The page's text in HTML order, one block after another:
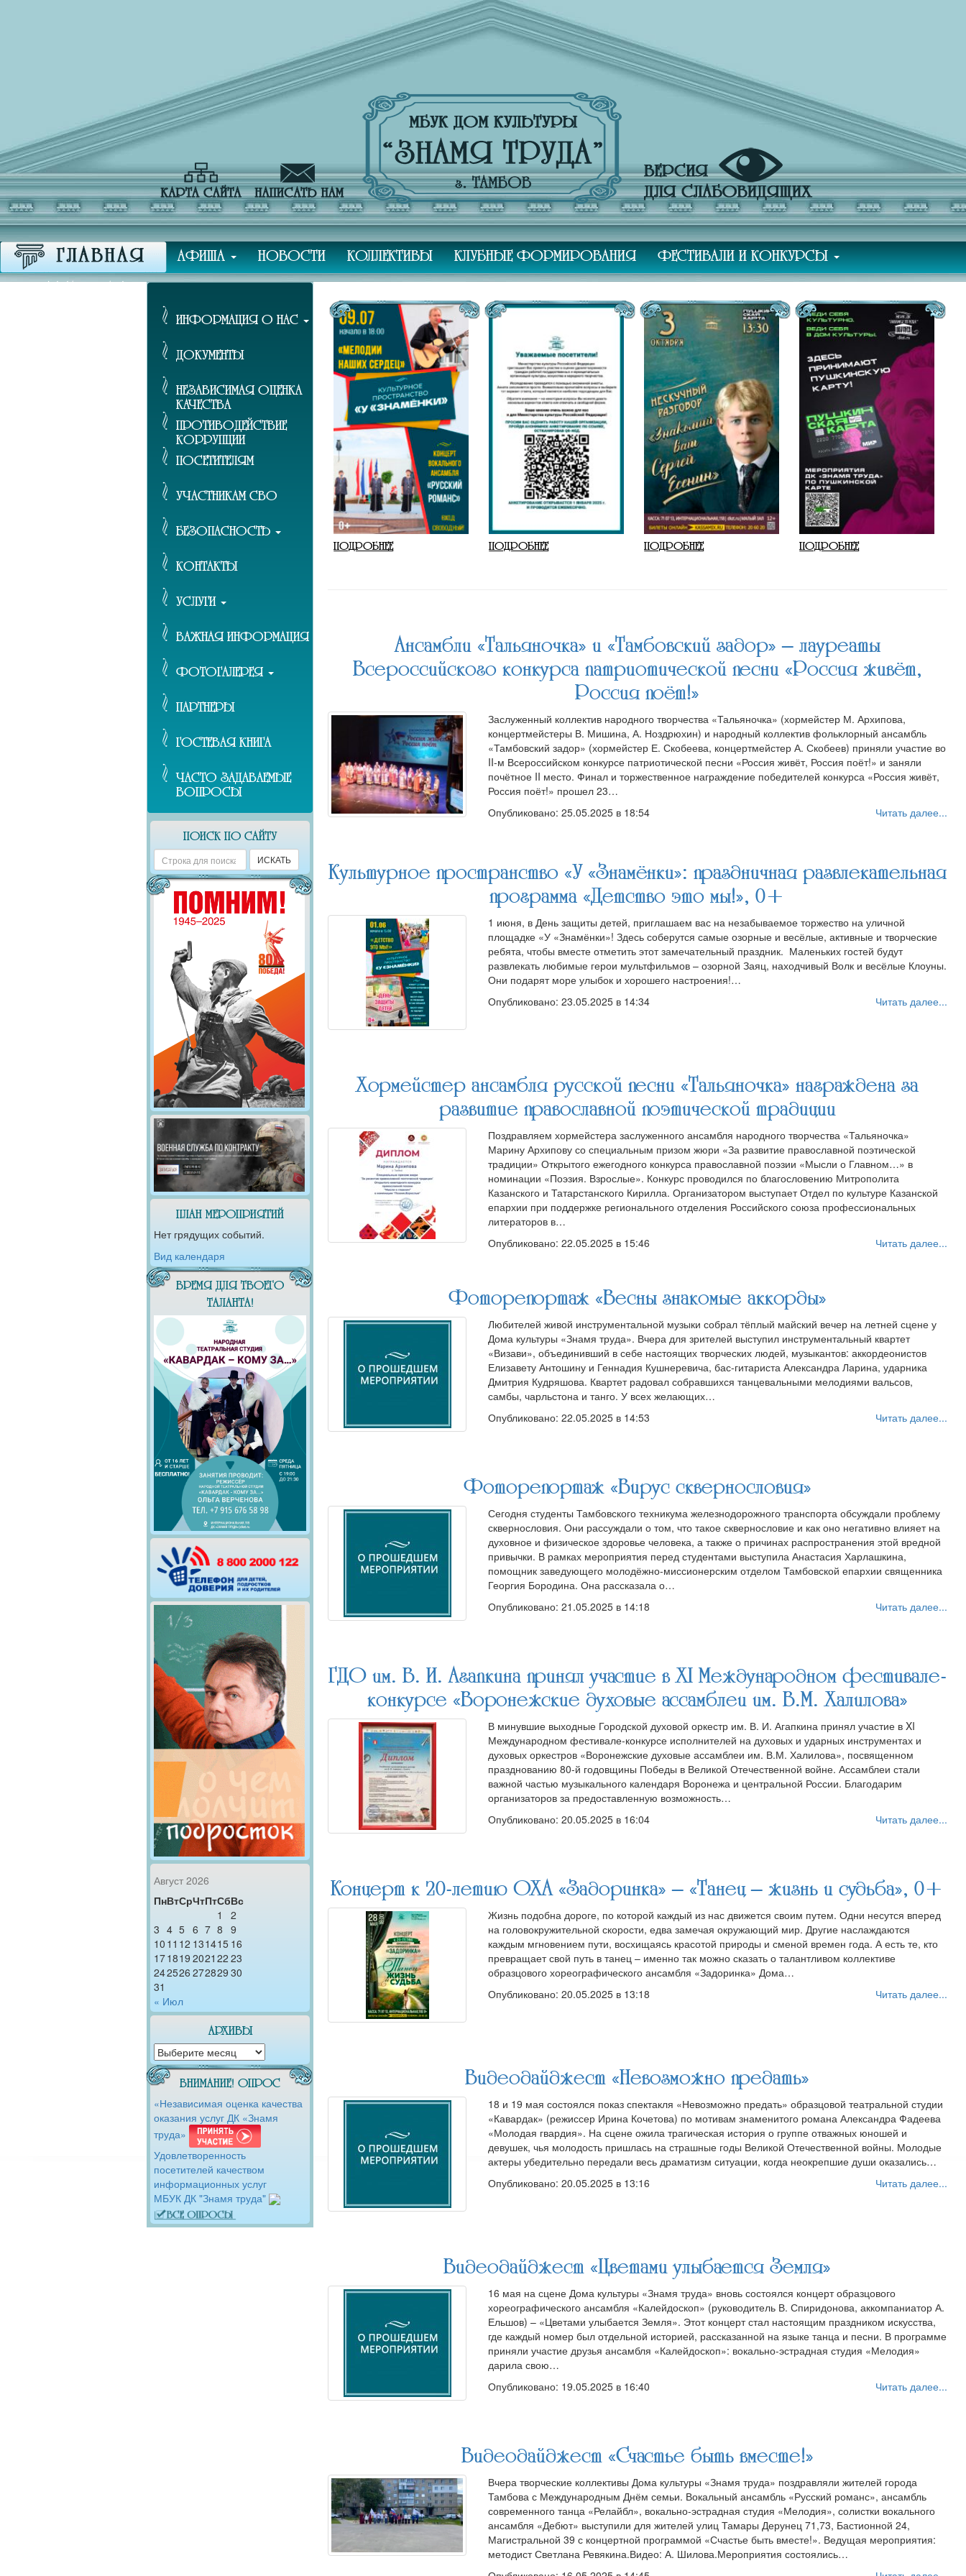
АФИША НОВОСТИ КОЛЛЕКТИВЫ КЛУБНЫЕ ФОРМИРОВАНИЯ
ФЕСТИВАЛИ И КОНКУРСЫ
ПРЕССА О НАС
ИНФОРМАЦИЯ О НАС
ДОКУМЕНТЫ
НЕЗАВИСИМАЯ ОЦЕНКА
КАЧЕСТВА
ПРОТИВОДЕЙСТВИЕ
КОРРУПЦИИ
ПОСЕТИТЕЛЯМ
УЧАСТНИКАМ СВО
БЕЗОПАСНОСТЬ
КОНТАКТЫ
УСЛУГИ
ВАЖНАЯ ИНФОРМАЦИЯ
ФОТОГАЛЕРЕЯ
ПАРТНЕРЫ
ГОСТЕВАЯ КНИГА
ЧАСТО ЗАДАВАЕМЫЕ
ВОПРОСЫ
ПОИСК ПО САЙТУ
Поиск ИСКАТЬ
ПЛАН МЕРОПРИЯТИЙ
Нет грядущих событий.
Вид календаря
ВРЕМЯ ДЛЯ ТВОЕГО
ТАЛАНТА!
Август 2026
ПнВтСрЧтПтСбВс
« Июл
1
2
3 4 5 6 7 8 9
10 11 12 131415 16
171819 2021 22 23
242526 272829 30
31
АРХИВЫ
ВНИМАНИЕ! ОПРОС
«Независимая оценка качества
оказания услуг ДК «Знамя
труда»
Удовлетворенность
посетителей качеством
информационных услуг
МБУК ДК "Знамя труда"
ПОДРОБНЕЕ ПОДРОБНЕЕ ПОДРОБНЕЕ ПОДРОБНЕЕ
Ансамбли «Тальяночка» и «Тамбовский задор» – лауреаты
Всероссийского конкурса патриотической песни «Россия живёт,
Россия поёт!»
Заслуженный коллектив народного творчества «Тальяночка» (хормейстер М. Архипова,
концертмейстеры В. Мишина, А. Ноздрюхин) и народный коллектив фольклорный ансамбль
«Тамбовский задор» (хормейстер Е. Скобеева, концертмейстер А. Скобеев) приняли участие во
II-м Всероссийском конкурсе патриотической песни «Россия живёт, Россия поёт!» и заняли
почётное II место. Финал и торжественное награждение победителей конкурса «Россия живёт,
Россия поёт!» прошел 23…
Опубликовано: 25.05.2025 в 18:54
Читать далее...
Культурное пространство «У «Знамёнки»: праздничная развлекательная
программа «Детство это мы!», 0+
1 июня, в День защиты детей, приглашаем вас на незабываемое торжество на уличной
площадке «У «Знамёнки»! Здесь соберутся самые озорные и весёлые, активные и творческие
ребята, чтобы вместе отметить этот замечательный праздник. ⁣ Маленьких гостей будут
развлекать любимые герои мультфильмов – озорной Заяц, находчивый Волк и весёлые Клоуны.
Они подарят море улыбок и хорошего настроения!…
Опубликовано: 23.05.2025 в 14:34
Читать далее...
Хормейстер ансамбля русской песни «Тальяночка» награждена за
развитие православной поэтической традиции
Поздравляем хормейстера заслуженного ансамбля народного творчества «Тальяночка»
Марину Архипову со специальным призом жюри «За развитие православной поэтической
традиции» Открытого ежегодного конкурса православной поэзии «Мысли о Главном…» в
номинации «Поэзия. Взрослые». Конкурс проводился по благословению Митрополита
Казанского и Татарстанского Кирилла. Организатором выступает Отдел по культуре Казанской
епархии при поддержке регионального отделения Российского союза профессиональных
литераторов в…
Опубликовано: 22.05.2025 в 15:46
Читать далее...
Фоторепортаж «Весны знакомые аккорды»
Любителей живой инструментальной музыки собрал тёплый майский вечер на летней сцене у
Дома культуры «Знамя труда». Вчера для зрителей выступил инструментальный квартет
«Визави», объединивший в себе настоящих творческих людей, музыкантов: аккордеонистов
Елизавету Антошину и Геннадия Кушнеревича, бас-гитариста Александра Ларина, ударника
Дмитрия Кудряшова. Квартет радовал собравшихся танцевальными мелодиями вальсов,
самбы, чарльстона и танго. У всех желающих…
Опубликовано: 22.05.2025 в 14:53
Читать далее...
Фоторепортаж «Вирус сквернословия»
Сегодня студенты Тамбовского техникума железнодорожного транспорта обсуждали проблему
сквернословия. Они рассуждали о том, что такое сквернословие и как оно негативно влияет на
духовное и физическое здоровье человека, а также о причинах распространения этой вредной
привычки. В рамках мероприятия перед студентами выступила Анастасия Харлашкина,
помощник заведующего молодёжно-миссионерским отделом Тамбовской епархии священника
Георгия Бородина. Она рассказала о…
Опубликовано: 21.05.2025 в 14:18
Читать далее...
ГДО им. В. И. Агапкина принял участие в XI Международном фестивале-
конкурсе «Воронежские духовые ассамблеи им. В.М. Халилова»
В минувшие выходные Городской духовой оркестр им. В. И. Агапкина принял участие в XI
Международном фестивале-конкурсе исполнителей на духовых и ударных инструментах и
духовых оркестров «Воронежские духовые ассамблеи им. В.М. Халилова», посвященном
празднованию 80-й годовщины Победы в Великой Отечественной войне. Ассамблеи стали
важной частью музыкального календаря Воронежа и центральной России. Благодарим
организаторов за предоставленную возможность…
Опубликовано: 20.05.2025 в 16:04
Читать далее...
Концерт к 20-летию ОХА «Задоринка» – «Танец – жизнь и судьба», 0+
Жизнь подобна дороге, по которой каждый из нас движется своим путем. Одни несутся вперед
на головокружительной скорости, едва замечая окружающий мир. Другие наслаждаются
каждым мгновением пути, восхищаясь красотой природы и сменой времен года. А есть те, кто
превращает свой путь в танец – именно так можно сказать о талантливом коллективе
образцового хореографического ансамбля «Задоринка» Дома…
Опубликовано: 20.05.2025 в 13:18
Читать далее...
Видеодайджест «Невозможно предать»
18 и 19 мая состоялся показ спектакля «Невозможно предать» образцовой театральной студии
«Кавардак» (режиссер Ирина Кочетова) по мотивам знаменитого романа Александра Фадеева
«Молодая гвардия». На сцене ожила трагическая история о группе отважных юношей и
девушек, чья молодость пришлась на страшные годы Великой Отечественной войны. Молодые
актеры убедительно передали весь драматизм ситуации, когда неокрепшие души оказались…
Опубликовано: 20.05.2025 в 13:16
Читать далее...
Видеодайджест «Цветами улыбается Земля»
16 мая на сцене Дома культуры «Знамя труда» вновь состоялся концерт образцового
хореографического ансамбля «Калейдоскоп» (руководитель В. Спиридонова, аккомпаниатор А.
Ельшов) – «Цветами улыбается Земля». Этот концерт стал настоящим праздником искусства,
где каждый номер был отдельной историей, рассказанной на языке танца и песни. В программе
приняли участие друзья ансамбля «Калейдоскоп»: вокально-эстрадная студия «Мелодия»
дарила свою…
Опубликовано: 19.05.2025 в 16:40
Читать далее...
Видеодайджест «Счастье быть вместе!»
Вчера творческие коллективы Дома культуры «Знамя труда» поздравляли жителей города
Тамбова с Международным Днём семьи. Вокальный ансамбль «Русский романс», ансамбль
современного танца «Релайбл», вокально-эстрадная студия «Мелодия», солистки вокального
ансамбля «Дебют» выступили для жителей улиц Тамары Дерунец 71,73, Бастионной 24,
Магистральной 39 с концертной программой «Счастье быть вместе!». Ведущая мероприятия:
методист Светлана Ревякина.Видео: А. Шилова.Мероприятия состоялись…